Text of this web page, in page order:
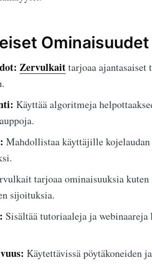
Ominaisuudet
Zervulkaittarjoaa
Käyttää algoritmeja
Mahdollistaa käyttäjille kojelaudan
tarjoaa ominaisuuksia kuten
sijoituksia.
Sisältää tutoriaaleja ja
Käytettävissä pöytäkoneiden